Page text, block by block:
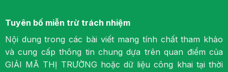
Tuyên bố miễn trừ trách nhiệm
Nội dung trong các bài viết mang tính chất tham khảo
và cung cấp thông tin chung dựa trên quan điểm của
GIẢI MÃ THỊ TRƯỜNG hoặc dữ liệu công khai tại thời